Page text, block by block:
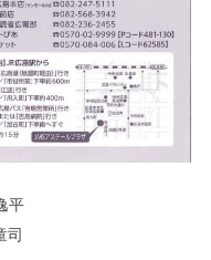
平
司